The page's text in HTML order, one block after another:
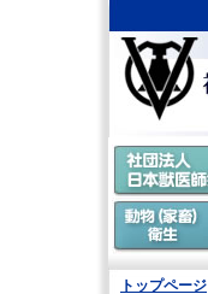
トップページ